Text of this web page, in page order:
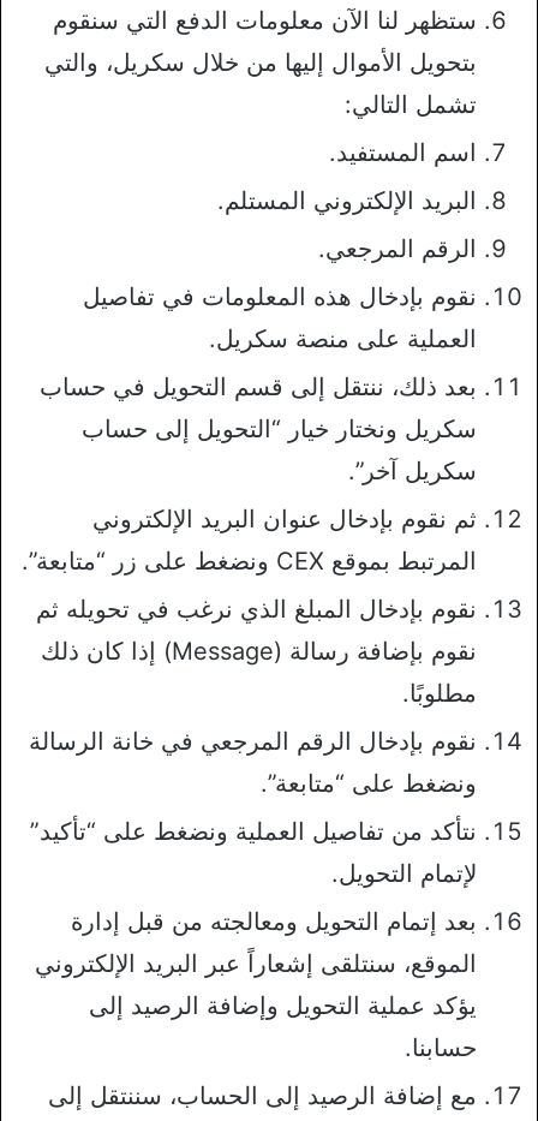
ستظهر لنا الآن معلومات الدفع التي سنقوم
بتحويل الأموال إليها من خلال سكريل، والتي
تشمل التالي:
اسم المستفيد.
البريد الإلكتروني المستلم.
الرقم المرجعي.
نقوم بإدخال هذه المعلومات في تفاصيل
العملية على منصة سكريل.
بعد ذلك، ننتقل إلى قسم التحويل في حساب
سكريل ونختار خيار “التحويل إلى حساب
سكريل آخر”.
ثم نقوم بإدخال عنوان البريد الإلكتروني
المرتبط بموقع CEX ونضغط على زر “متابعة”.
نقوم بإدخال المبلغ الذي نرغب في تحويله ثم
نقوم بإضافة رسالة (Message) إذا كان ذلك
مطلوبًا.
نقوم بإدخال الرقم المرجعي في خانة الرسالة
ونضغط على “متابعة”.
نتأكد من تفاصيل العملية ونضغط على “تأكيد”
لإتمام التحويل.
بعد إتمام التحويل ومعالجته من قبل إدارة
الموقع، سنتلقى إشعاراً عبر البريد الإلكتروني
يؤكد عملية التحويل وإضافة الرصيد إلى
حسابنا.
مع إضافة الرصيد إلى الحساب، سننتقل إلى